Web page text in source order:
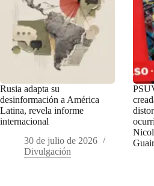
Rusia adapta su
desinformación a América
Latina, revela informe
internacional
30 de julio de 2026
Divulgación